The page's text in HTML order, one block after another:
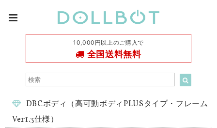
10,000円以上のご購入で
全国送料無料
DBCボディ（高可動ボディPLUSタイプ・フレーム
Ver1.3仕様）